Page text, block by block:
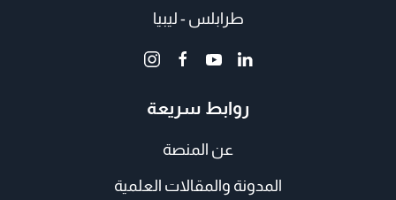
طرابلس - ليبيا
روابط سريعة
عن المنصة
المدونة والمقالات العلمية